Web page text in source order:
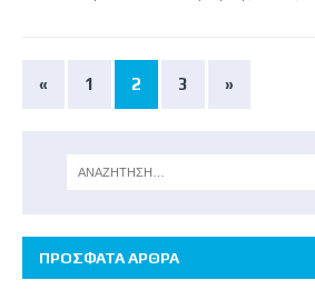
« 1 2 3 »
ΠΡΟΣΦΑΤΑ ΑΡΘΡΑ